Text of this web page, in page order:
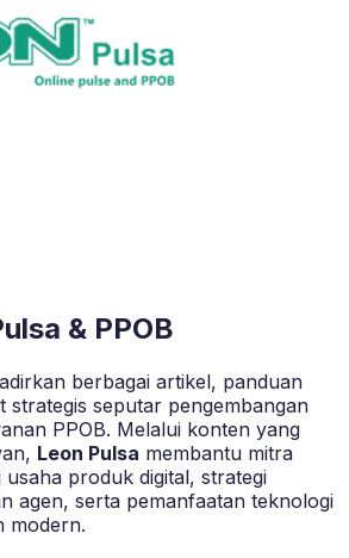
& PPOB
berbagai artikel, panduan
strategis seputar pengembangan
PPOB. Melalui konten yang
Leon Pulsa membantu mitra
usaha produk digital, strategi
agen, serta pemanfaatan teknologi
modern.